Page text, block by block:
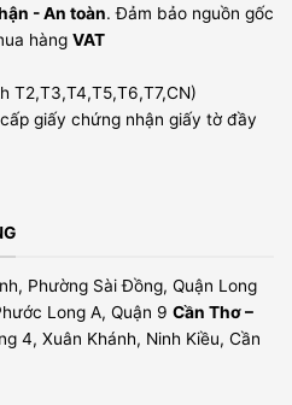
- An toàn. Đảm bảo nguồn gốc
hàng VAT
T2,T3,T4,T5,T6,T7,CN)
giấy chứng nhận giấy tờ đầy
Phường Sài Đồng, Quận Long
Long A, Quận 9 Cần Thơ –
4, Xuân Khánh, Ninh Kiều, Cần